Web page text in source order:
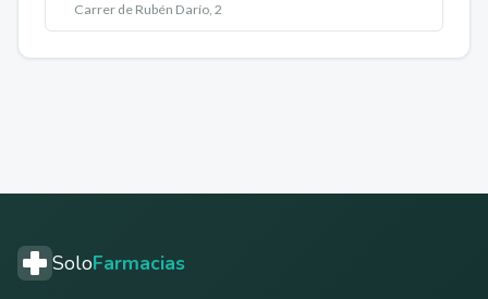
Carrer de Rubén Darío, 2
SoloFarmacias